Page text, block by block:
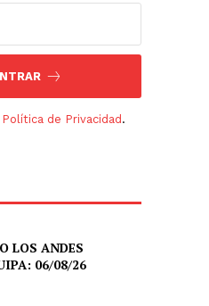
Política de Privacidad .
LOS ANDES
06/08/26